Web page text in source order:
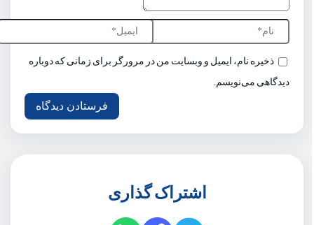
ذخیره نام، ایمیل و وبسایت من در مرورگر برای زمانی که دوباره
دیدگاهی می‌نویسم.
اشتراک گذاری